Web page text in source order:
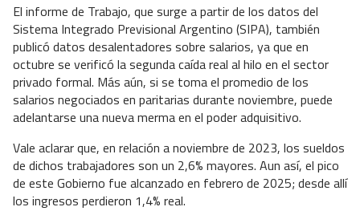
El informe de Trabajo, que surge a partir de los datos del
Sistema Integrado Previsional Argentino (SIPA), también
publicó datos desalentadores sobre salarios, ya que en
octubre se verificó la segunda caída real al hilo en el sector
privado formal. Más aún, si se toma el promedio de los
salarios negociados en paritarias durante noviembre, puede
adelantarse una nueva merma en el poder adquisitivo.
Vale aclarar que, en relación a noviembre de 2023, los sueldos
de dichos trabajadores son un 2,6% mayores. Aun así, el pico
de este Gobierno fue alcanzado en febrero de 2025; desde allí
los ingresos perdieron 1,4% real.